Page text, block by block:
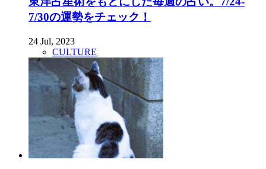
7/30の運勢をチェック！
24 Jul, 2023
CULTURE